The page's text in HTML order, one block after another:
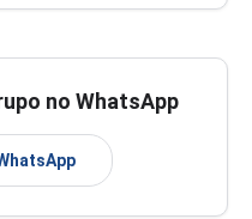
no WhatsApp